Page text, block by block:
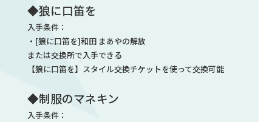
◆狼に口笛を
入手条件：
・[狼に口笛を]和田 まあやの解放
または交換所で入手できる
【狼に口笛を】スタイル交換チケットを使って交換可能
◆制服のマネキン
入手条件：